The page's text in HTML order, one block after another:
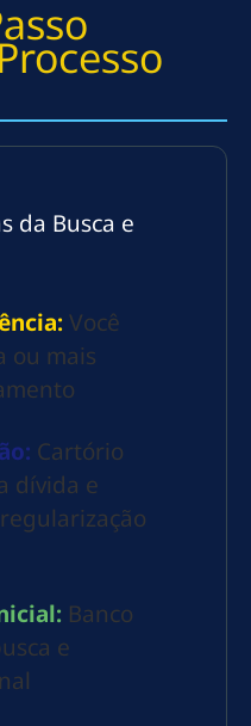
da Busca e
Você
ou mais
Cartório
dívida e
Banco
e